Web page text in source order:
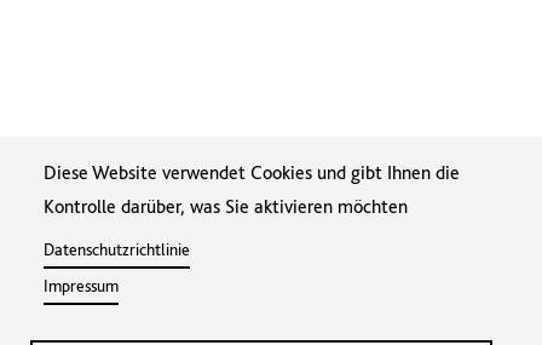
Diese Website verwendet Cookies und gibt Ihnen die
Kontrolle darüber, was Sie aktivieren möchten
Datenschutzrichtlinie
Impressum